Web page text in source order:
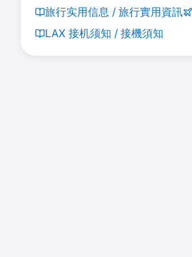
旅行实用信息 / 旅行實用資訊
LAX 接机须知 / 接機須知